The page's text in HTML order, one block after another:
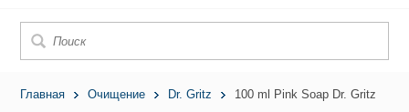
Главная Очищение Dr. Gritz 100 ml Pink Soap Dr. Gritz